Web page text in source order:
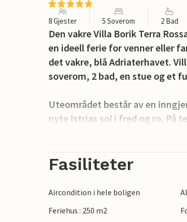
8 Gjester 5 Soverom 2 Bad
Den vakre Villa Borik Terra
en ideell ferie for venner eller
det vakre, blå Adriaterhavet.
soverom, 2 bad, en stue og et
Uteområdet består av en
nyte Istrias sol i fred og ro. På
tilberede deilige måltider eller
Villa Borik Terra Rossa har
sentrum.vakre Villa Borik Terra
vakre, krystallklare
Fasiliteter
Aircondition i hele boligen
Feriehus : 250 m2